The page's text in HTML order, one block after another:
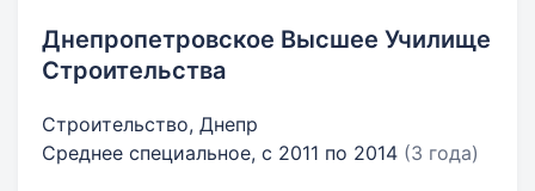
Днепропетровское Высшее Училище
Строительства
Строительство, Днепр
Среднее специальное, с 2011 по 2014 (3 года)